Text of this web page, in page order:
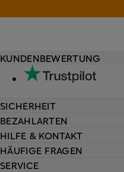
HILFE & KONTAKT
HÄUFIGE FRAGEN
SERVICE
KUNDENBEWERTUNG
SICHERHEIT
BEZAHLARTEN